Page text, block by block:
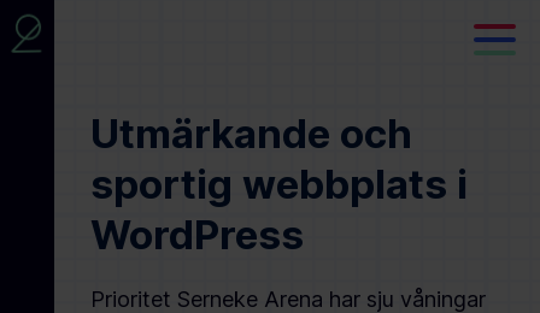
Utmärkande och
sportig webbplats i
WordPress
Prioritet Serneke Arena har sju våningar